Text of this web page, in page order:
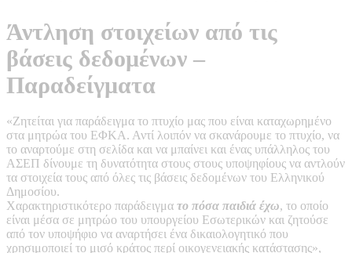
Άντληση στοιχείων από τις
βάσεις δεδομένων –
Παραδείγματα
«Ζητείται για παράδειγμα το πτυχίο μας που είναι καταχωρημένο
στα μητρώα του ΕΦΚΑ. Αντί λοιπόν να σκανάρουμε το πτυχίο, να
το αναρτούμε στη σελίδα και να μπαίνει και ένας υπάλληλος του
ΑΣΕΠ δίνουμε τη δυνατότητα στους στους υποψηφίους να αντλούν
τα στοιχεία τους από όλες τις βάσεις δεδομένων του Ελληνικού
Δημοσίου.
Χαρακτηριστικότερο παράδειγμα το πόσα παιδιά έχω, το οποίο
είναι μέσα σε μητρώο του υπουργείου Εσωτερικών και ζητούσε
από τον υποψήφιο να αναρτήσει ένα δικαιολογητικό που
χρησιμοποιεί το μισό κράτος περί οικογενειακής κατάστασης»,